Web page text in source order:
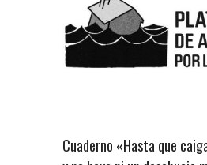
Cuaderno «Hasta que